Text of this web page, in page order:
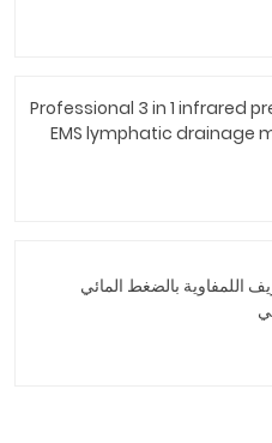
Professional 3 in 1 infrared
EMS lymphatic drainage
اللمفاوية بالضغط المائي